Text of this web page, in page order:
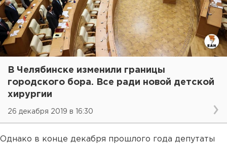
В Челябинске изменили границы
городского бора. Все ради новой детской
хирургии
26 декабря 2019 в 16:30
Однако в конце декабря прошлого года депутаты